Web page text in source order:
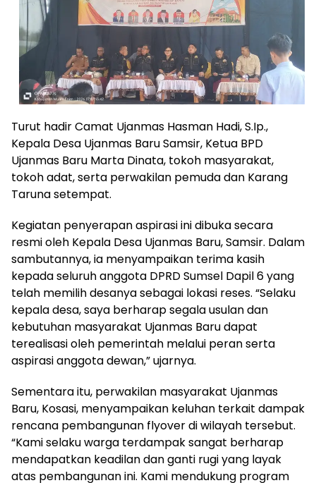
Turut hadir Camat Ujanmas Hasman Hadi, S.Ip.,
Kepala Desa Ujanmas Baru Samsir, Ketua BPD
Ujanmas Baru Marta Dinata, tokoh masyarakat,
tokoh adat, serta perwakilan pemuda dan Karang
Taruna setempat.
Kegiatan penyerapan aspirasi ini dibuka secara
resmi oleh Kepala Desa Ujanmas Baru, Samsir. Dalam
sambutannya, ia menyampaikan terima kasih
kepada seluruh anggota DPRD Sumsel Dapil 6 yang
telah memilih desanya sebagai lokasi reses. “Selaku
kepala desa, saya berharap segala usulan dan
kebutuhan masyarakat Ujanmas Baru dapat
terealisasi oleh pemerintah melalui peran serta
aspirasi anggota dewan,” ujarnya.
Sementara itu, perwakilan masyarakat Ujanmas
Baru, Kosasi, menyampaikan keluhan terkait dampak
rencana pembangunan flyover di wilayah tersebut.
“Kami selaku warga terdampak sangat berharap
mendapatkan keadilan dan ganti rugi yang layak
atas pembangunan ini. Kami mendukung program